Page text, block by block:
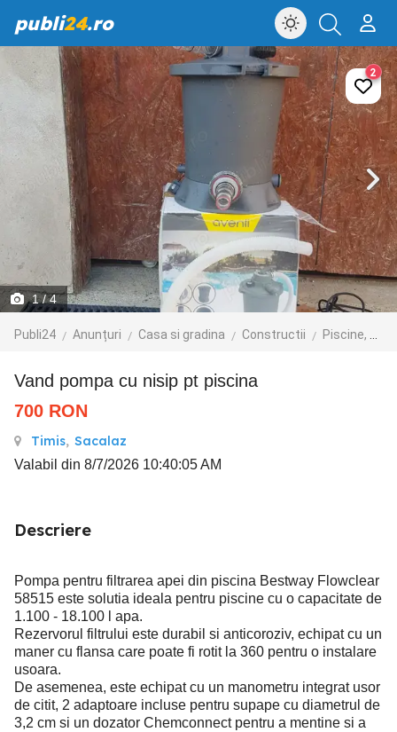
publi24.ro
1/ 4
Publi24 Anunțuri Casa si gradina Constructii Piscine, saune si solarii
2
Vand pompa cu nisip pt piscina
700 RON
Timis, Sacalaz
Valabil din 8/7/2026 10:40:05 AM
Descriere
Pompa pentru filtrarea apei din piscina Bestway Flowclear
58515 este solutia ideala pentru piscine cu o capacitate de
1.100 - 18.100 l apa.
Rezervorul filtrului este durabil si anticoroziv, echipat cu un
maner cu flansa care poate fi rotit la 360 pentru o instalare
usoara.
De asemenea, este echipat cu un manometru integrat usor
de citit, 2 adaptoare incluse pentru supape cu diametrul de
3,2 cm si un dozator Chemconnect pentru a mentine si a